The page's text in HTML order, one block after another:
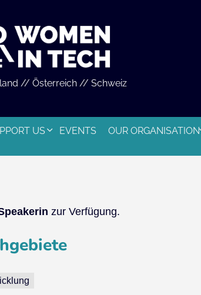
// Österreich // Schweiz
US EVENTS
OUR ORGANISATION
zur Verfügung.